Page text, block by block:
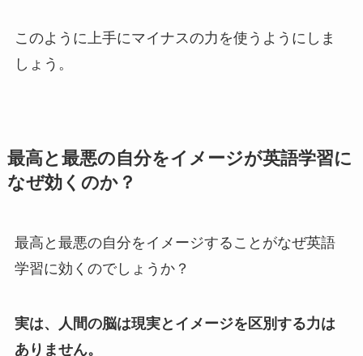
このように上手にマイナスの力を使うようにしま
しょう。
最高と最悪の自分をイメージが英語学習に
なぜ効くのか？
最高と最悪の自分をイメージすることがなぜ英語
学習に効くのでしょうか？
実は、人間の脳は現実とイメージを区別する力は
ありません。